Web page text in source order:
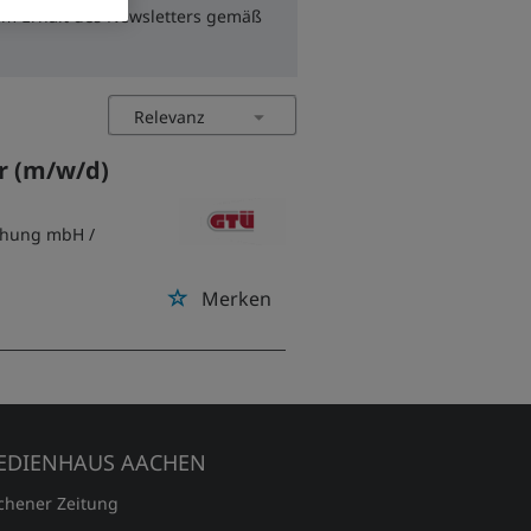
Erhalt des Newsletters gemäß
(m/w/d)
Merken
mbH /
AACHEN
Zeitung